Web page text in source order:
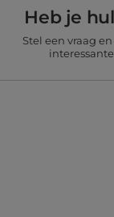
Heb je
Stel een vraag